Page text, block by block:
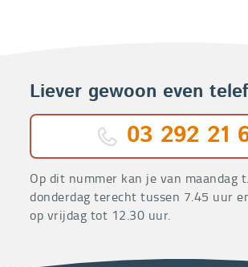
Liever gewoon even
03 292 21
Op dit nummer kan je van maandag
donderdag terecht tussen 7.45 uur
op vrijdag tot 12.30 uur.